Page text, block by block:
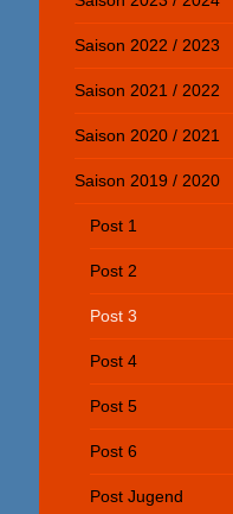
Saison 2022 / 2023
Saison 2021 / 2022
Saison 2020 / 2021
Saison 2019 / 2020
Post 1
Post 2
Post 3
Post 4
Post 5
Post 6
Post Jugend